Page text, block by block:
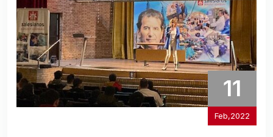
11
Feb,2022